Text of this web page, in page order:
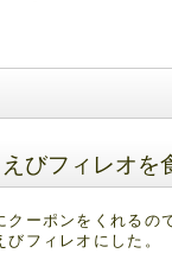
びフィレオを
クーポンをくれるの
フィレオにした。